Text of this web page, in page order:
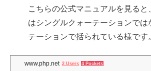
こちらの公式マニュアルを見ると
はシングルクォーテーションでは
テーションで括られている様です
www.php.net 2 Users 4 Pockets